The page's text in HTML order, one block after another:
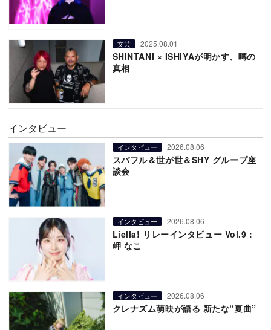
文芸 2025.08.01
SHINTANI × ISHIYAが明かす、噂の
真相
インタビュー
インタビュー 2026.08.06
スパフル＆世が世＆SHY グループ座
談会
インタビュー 2026.08.06
Liella! リレーインタビュー Vol.9：
岬 なこ
インタビュー 2026.08.06
クレナズム萌映が語る 新たな“夏曲”